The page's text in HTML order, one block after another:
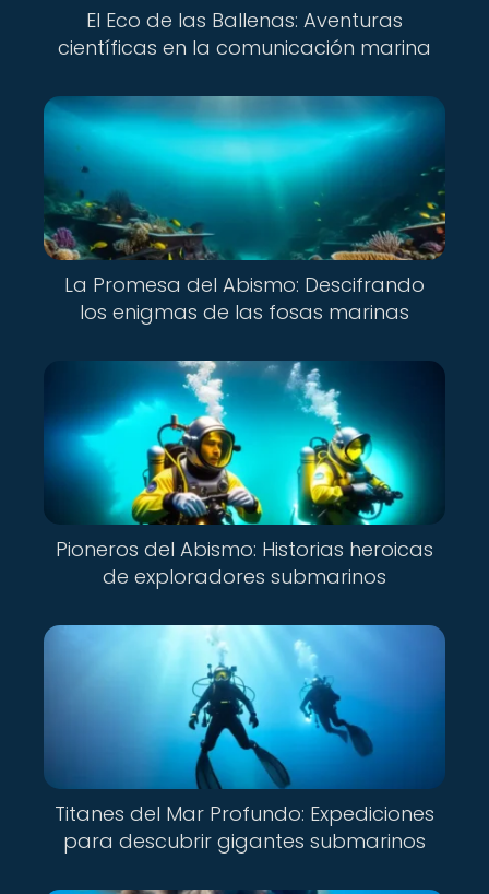
El Eco de las Ballenas: Aventuras
científicas en la comunicación marina
La Promesa del Abismo: Descifrando
los enigmas de las fosas marinas
Pioneros del Abismo: Historias heroicas
de exploradores submarinos
Titanes del Mar Profundo: Expediciones
para descubrir gigantes submarinos